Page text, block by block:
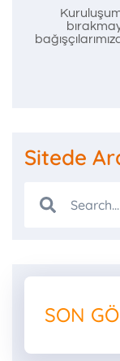
Sitede
SON